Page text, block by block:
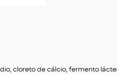
cloreto de cálcio, fermento